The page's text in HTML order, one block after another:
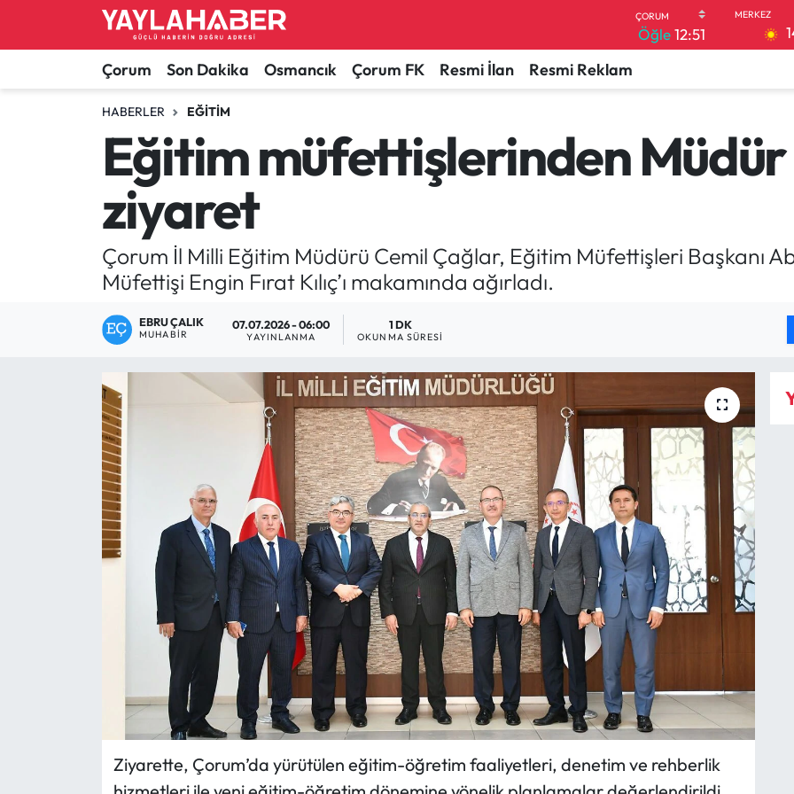
Öğle12:51
Çorum Son Dakika Osmancık Çorum FK Resmi İlan Resmi Reklam
HABERLER EĞITIM
Eğitim müfettişlerinden Müdür
ziyaret
Çorum İl Milli Eğitim Müdürü Cemil Çağlar, Eğitim Müfettişleri Başkanı
Müfettişi Engin Fırat Kılıç’ı makamında ağırladı.
EBRU ÇALIK
MUHABIR
07.07.2026 - 06:00
YAYINLANMA
1 DK
OKUNMA SÜRESI
Ziyarette, Çorum’da yürütülen eğitim-öğretim faaliyetleri, denetim ve rehberlik
Alaca Haberleri
Bayat Haberleri
Bilgi - Keşfet Haberleri
Bilim ve Teknoloji
Boğazkale Haberleri
Çorum Haberleri
Çorum Son Dakika Haberleri
Dodurga Haberleri
Ekonomi
İskilip Haberleri
Kültür Sanat
Laçin Haberleri
Çorum Nöbetçi Eczaneler
Çorum Hava Durumu
Çorum Namaz Vakitleri
Çorum Trafik Yoğunluk Haritası
TFF 1.Lig Puan Durumu ve Fikstür
Tüm Manşetler
Son Dakika Haberleri
Haber Arşivi